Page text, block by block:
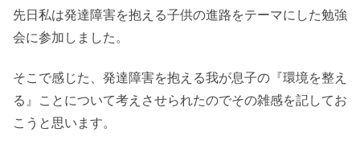
先日私は発達障害を抱える子供の進路をテーマにした勉強
会に参加しました。
そこで感じた、発達障害を抱える我が息子の『環境を整え
る』ことについて考えさせられたのでその雑感を記してお
こうと思います。